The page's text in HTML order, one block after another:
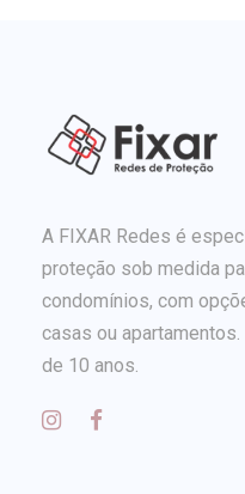
A FIXAR Redes é
proteção sob medida
condomínios, com
casas ou
de 10 anos.